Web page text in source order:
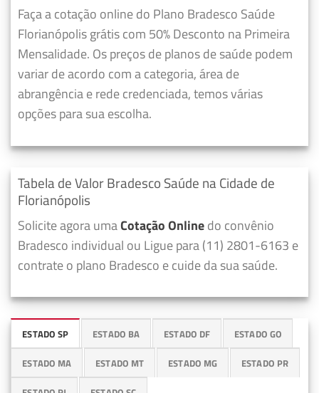
Faça a cotação online do Plano Bradesco Saúde
Florianópolis grátis com 50% Desconto na Primeira
Mensalidade. Os preços de planos de saúde podem
variar de acordo com a categoria, área de
abrangência e rede credenciada, temos várias
opções para sua escolha.
Tabela de Valor Bradesco Saúde na Cidade de
Florianópolis
Solicite agora umaCotação Onlinedo convênio
Bradesco individual ou Ligue para (11) 2801-6163 e
contrate o plano Bradesco e cuide da sua saúde.
ESTADO SP ESTADO BA ESTADO DF ESTADO GO
ESTADO MA ESTADO MT ESTADO MG ESTADO PR